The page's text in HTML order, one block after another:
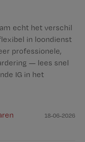
echt het verschil
in loondienst
professionele,
— lees snel
IG in het
18-06-2026